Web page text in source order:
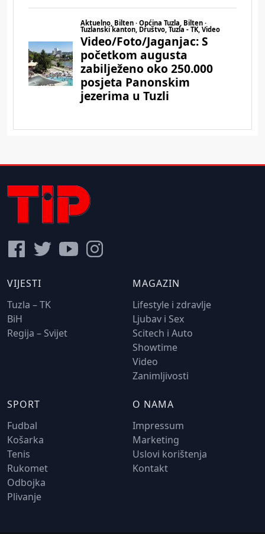
VIJESTI
Tuzla – TK
BiH
Regija – Svijet
MAGAZIN
Lifestyle i zdravlje
Ljubav i Sex
Scitech i Auto
Showtime
Video
Zanimljivosti
SPORT
Fudbal
Košarka
Tenis
Rukomet
Odbojka
Plivanje
O NAMA
Impressum
Marketing
Uslovi korištenja
Kontakt